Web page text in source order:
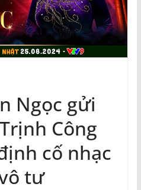
Ngọc gửi
Công
cố nhạc
tư